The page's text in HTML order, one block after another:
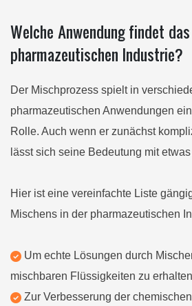
Welche Anwendung findet
pharmazeutischen Industrie?
Der Mischprozess spielt in
pharmazeutischen Anwendungen
Rolle. Auch wenn er zunächst
lässt sich seine Bedeutung mit
Hier ist eine vereinfachte Liste
Mischens in der pharmazeutischen
Um echte Lösungen durch
mischbaren Flüssigkeiten zu
Zur Verbesserung der